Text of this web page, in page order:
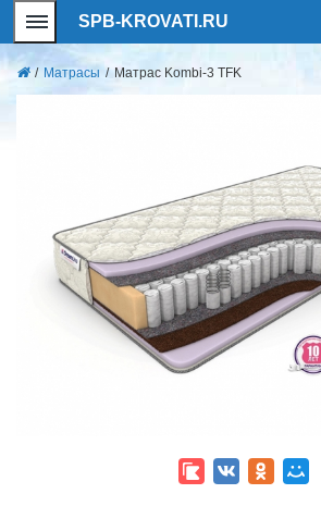
SPB-KROVATI.RU
/ Матрасы / Матрас Kombi-3 TFK